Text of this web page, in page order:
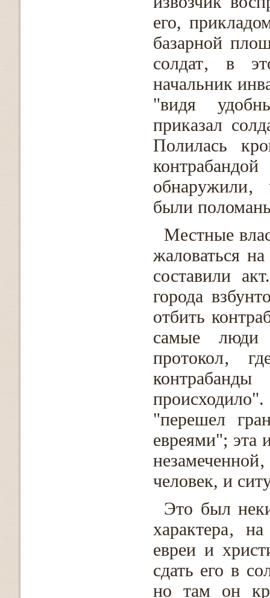
его,
базарной
солдат‚ в
начальник
"видя
приказал
Полилась
обнаружили‚
были
Местные
жаловаться
составили
города
отбить
самые люди
протокол‚
"перешел
евреями"; эта
человек, и
Это был
характера‚
евреи и
сдать его в
но там он